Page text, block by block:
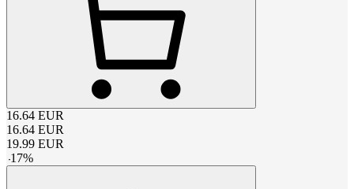
16.64 EUR
16.64 EUR
19.99 EUR
-17%